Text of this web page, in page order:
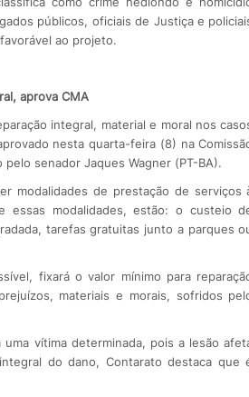
públicos, oficiais de Justiça e
ao projeto.
aprova CMA
integral, material e moral nos
nesta quarta-feira (8) na
senador Jaques Wagner (PT-BA).
modalidades de prestação de serviços
essas modalidades, estão: o custeio
tarefas gratuitas junto a parques
fixará o valor mínimo para
materiais e morais, sofridos
vítima determinada, pois a lesão
do dano, Contarato destaca que